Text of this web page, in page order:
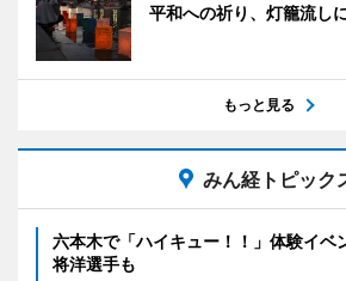
平和への祈り、灯籠流し
もっと見る
みん経トピック
六本木で「ハイキュー！！」体験イ
将洋選手も